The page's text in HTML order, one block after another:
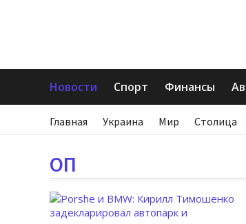
Новости Спорт Финансы
Главная Украина Мир Столица
ОП